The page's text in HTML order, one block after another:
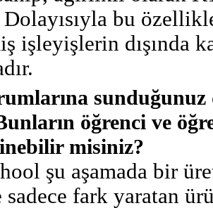
bu
işleyişlerin dışında
sunduğunuz
öğrenci ve
misiniz?
şu aşamada bir
fark yaratan